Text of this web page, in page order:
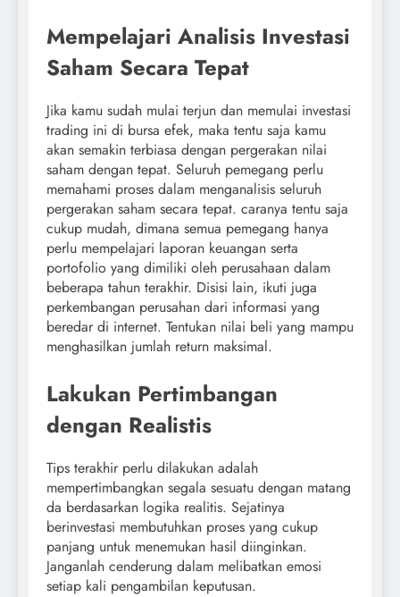
Mempelajari Analisis Investasi
Saham Secara Tepat
Jika kamu sudah mulai terjun dan memulai investasi
trading ini di bursa efek, maka tentu saja kamu
akan semakin terbiasa dengan pergerakan nilai
saham dengan tepat. Seluruh pemegang perlu
memahami proses dalam menganalisis seluruh
pergerakan saham secara tepat. caranya tentu saja
cukup mudah, dimana semua pemegang hanya
perlu mempelajari laporan keuangan serta
portofolio yang dimiliki oleh perusahaan dalam
beberapa tahun terakhir. Disisi lain, ikuti juga
perkembangan perusahan dari informasi yang
beredar di internet. Tentukan nilai beli yang mampu
menghasilkan jumlah return maksimal.
Lakukan Pertimbangan
dengan Realistis
Tips terakhir perlu dilakukan adalah
mempertimbangkan segala sesuatu dengan matang
da berdasarkan logika realitis. Sejatinya
berinvestasi membutuhkan proses yang cukup
panjang untuk menemukan hasil diinginkan.
Janganlah cenderung dalam melibatkan emosi
setiap kali pengambilan keputusan.